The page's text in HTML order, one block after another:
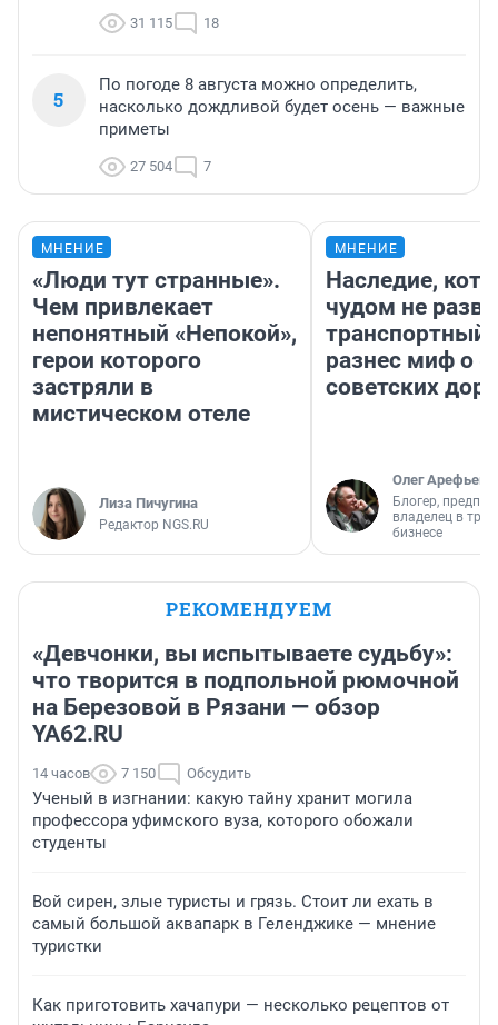
31 115 18
5
По погоде 8 августа можно определить,
насколько дождливой будет осень — важные
приметы
27 504 7
МНЕНИЕ
«Люди тут странные».
Чем привлекает
непонятный «Непокой»,
герои которого
застряли в
мистическом отеле
Лиза Пичугина
Редактор NGS.RU
МНЕНИЕ
Наследие,
чудом не
транспортный
разнес миф о
советских
Олег Арефьев
Блогер,
владелец в
бизнесе
РЕКОМЕНДУЕМ
«Девчонки, вы испытываете судьбу»:
что творится в подпольной рюмочной
на Березовой в Рязани — обзор
YA62.RU
14 часов 7 150 Обсудить
Ученый в изгнании: какую тайну хранит могила
профессора уфимского вуза, которого обожали
студенты
Вой сирен, злые туристы и грязь. Стоит ли ехать в
самый большой аквапарк в Геленджике — мнение
туристки
Как приготовить хачапури — несколько рецептов от